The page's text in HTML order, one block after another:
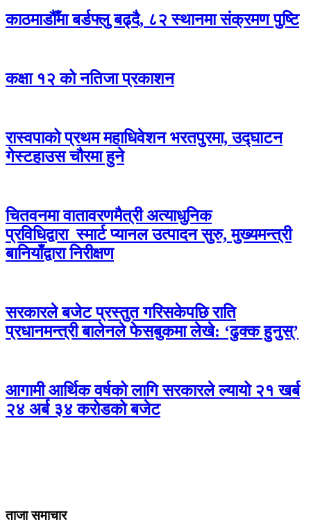
काठमाडौँमा बर्डफ्लु बढ्दै, ८२ स्थानमा संक्रमण पुष्टि
कक्षा १२ को नतिजा प्रकाशन
रास्वपाको प्रथम महाधिवेशन भरतपुरमा, उद्घाटन
गेस्टहाउस चौरमा हुने
चितवनमा वातावरणमैत्री अत्याधुनिक
प्रविधिद्वारा स्मार्ट प्यानल उत्पादन सुरु, मुख्यमन्त्री
बानियाँद्वारा निरीक्षण
सरकारले बजेट प्रस्तुत गरिसकेपछि राति
प्रधानमन्त्री बालेनले फेसबुकमा लेखे: ‘ढुक्क हुनुस्’
आगामी आर्थिक वर्षको लागि सरकारले ल्यायो २१ खर्ब
२४ अर्ब ३४ करोडको बजेट
ताजा समाचार